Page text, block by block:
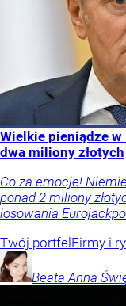
Wielkie pieniądze w
dwa miliony złotych
Co za emocje!
ponad 2 miliony
losowania
Twój portfelFirmy i
Beata Anna